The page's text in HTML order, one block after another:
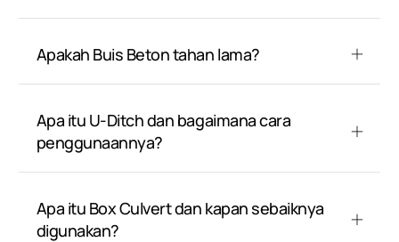
Apakah Buis Beton tahan lama?
Apa itu U-Ditch dan bagaimana cara
penggunaannya?
Apa itu Box Culvert dan kapan sebaiknya
digunakan?